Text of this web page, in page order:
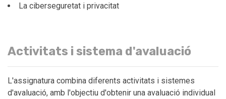
La ciberseguretat i privacitat
Activitats i sistema d'avaluació
L'assignatura combina diferents activitats i sistemes
d'avaluació, amb l'objectiu d'obtenir una avaluació individual